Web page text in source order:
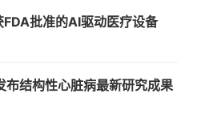
批准的AI驱动医疗设备
结构性心脏病最新研究成果